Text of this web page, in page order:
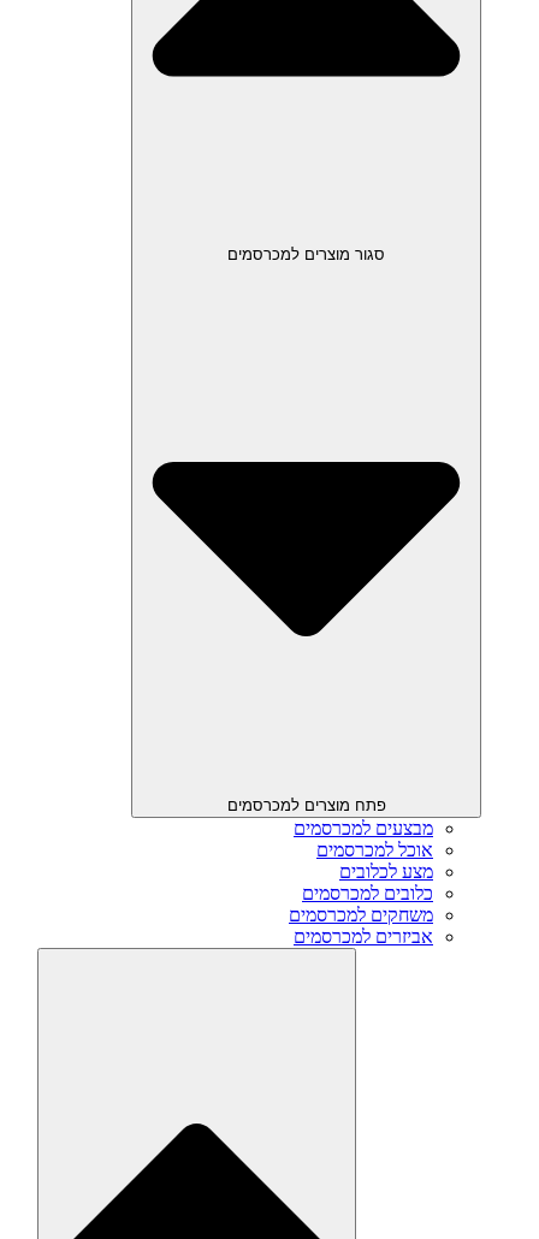
סגור מוצרים למכרסמים
פתח מוצרים למכרסמים
מבצעים למכרסמים
אוכל למכרסמים
מצע לכלובים
כלובים למכרסמים
משחקים למכרסמים
אביזרים למכרסמים